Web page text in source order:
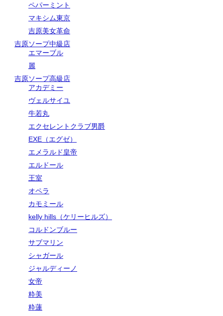
ペパーミント
マキシム東京
吉原美女革命
吉原ソープ中級店
エマーブル
麗
吉原ソープ高級店
アカデミー
ヴェルサイユ
牛若丸
エクセレントクラブ男爵
EXE（エグゼ）
エメラルド皇帝
エルドール
王室
オペラ
カモミール
kelly hills（ケリーヒルズ）
コルドンブルー
サブマリン
シャガール
ジャルディーノ
女帝
粋美
粋蓮